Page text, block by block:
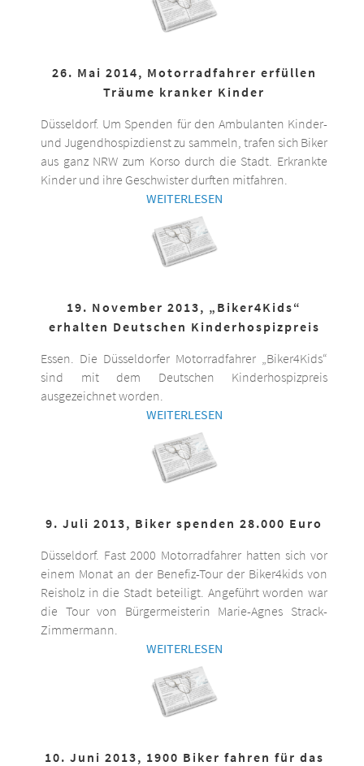
26. Mai 2014, Motorradfahrer erfüllen
Träume kranker Kinder
Düsseldorf. Um Spenden für den Ambulanten Kinder-
und Jugendhospizdienst zu sammeln, trafen sich Biker
aus ganz NRW zum Korso durch die Stadt. Erkrankte
Kinder und ihre Geschwister durften mitfahren.
WEITERLESEN
19. November 2013, „Biker4Kids“
erhalten Deutschen Kinderhospizpreis
Essen. Die Düsseldorfer Motorradfahrer „Biker4Kids“
sind mit dem Deutschen Kinderhospizpreis
ausgezeichnet worden.
WEITERLESEN
9. Juli 2013, Biker spenden 28.000 Euro
Düsseldorf. Fast 2000 Motorradfahrer hatten sich vor
einem Monat an der Benefiz-Tour der Biker4kids von
Reisholz in die Stadt beteiligt. Angeführt worden war
die Tour von Bürgermeisterin Marie-Agnes Strack-
Zimmermann.
WEITERLESEN
10. Juni 2013, 1900 Biker fahren für das